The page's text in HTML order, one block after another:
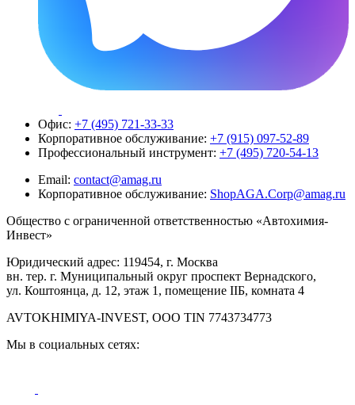
Офис: +7 (495) 721-33-33
Корпоративное обслуживание: +7 (915) 097-52-89
Профессиональный инструмент: +7 (495) 720-54-13
Email: contact@amag.ru
Корпоративное обслуживание: ShopAGA.Corp@amag.ru
Общество с ограниченной ответственностью «Автохимия-
Инвест»
Юридический адрес: 119454, г. Москва
вн. тер. г. Муниципальный округ проспект Вернадского,
ул. Коштоянца, д. 12, этаж 1, помещение IIБ, комната 4
AVTOKHIMIYA-INVEST, OOO TIN 7743734773
Мы в социальных сетях: